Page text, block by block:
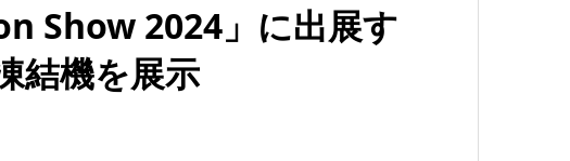
Show 2024」に出展す
結機を展示